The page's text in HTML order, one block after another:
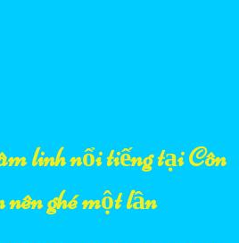
linh nổi tiếng tại Côn
ghé một lần